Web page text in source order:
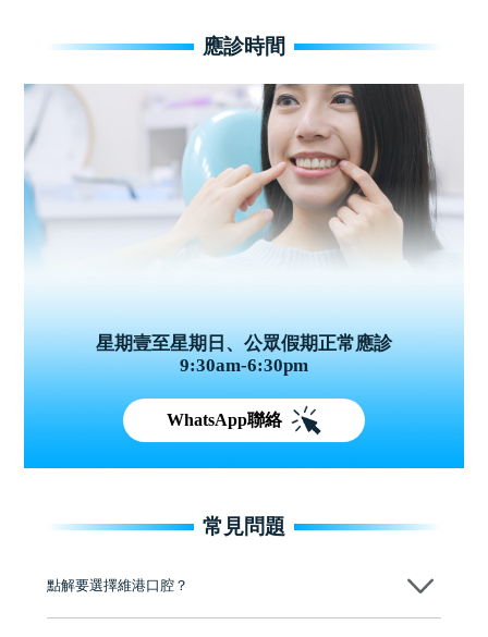
應診時間
星期壹至星期日、公眾假期正常應診
9:30am-6:30pm
WhatsApp聯絡
常見問題
點解要選擇維港口腔？
維港口腔踐行「醫道濟世」的大學校訓，各分院匯聚來自香港、內地的